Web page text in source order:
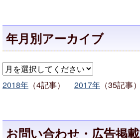
年月別アーカイブ
2018年 （4記事） 2017年 （35記事）
お問い合わせ・広告掲載